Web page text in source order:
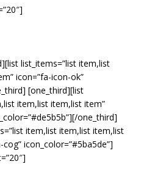
list_items=”list item,list
icon=”fa-icon-ok”
[one_third][list
item,list item,list item”
one_third]
item,list item,list item,list
icon_color=”#5ba5de”]